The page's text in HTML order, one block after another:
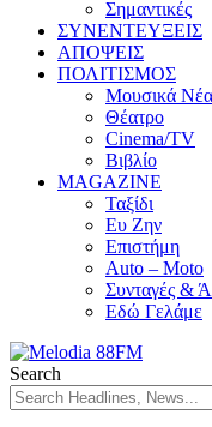
Σημαντικές
ΣΥΝΕΝΤΕΥΞΕΙΣ
ΑΠΟΨΕΙΣ
ΠΟΛΙΤΙΣΜΟΣ
Μουσικά Νέα
Θέατρο
Cinema/TV
Βιβλίο
MAGAZINE
Ταξίδι
Ευ Ζην
Επιστήμη
Auto – Moto
Συνταγές &
Εδώ Γελάμε
Search